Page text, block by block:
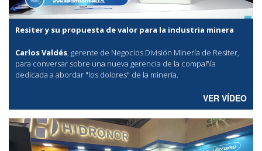
Resiter y su propuesta de valor para la industria minera
Carlos Valdés, gerente de Negocios División Minería de Resiter,
para conversar sobre una nueva gerencia de la compañía
dedicada a abordar "los dolores" de la minería.
VER VÍDEO